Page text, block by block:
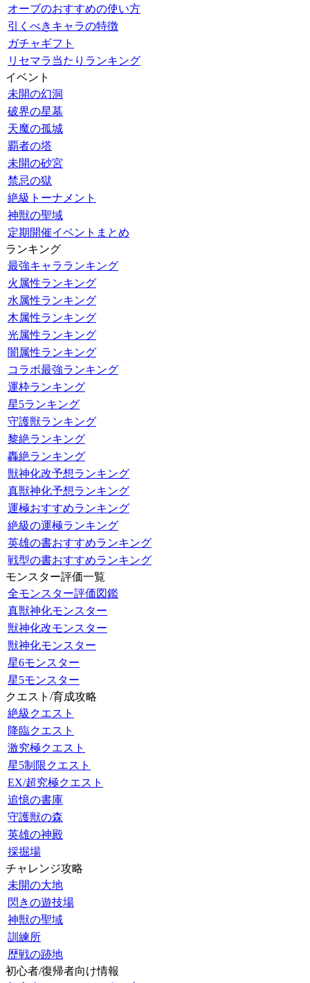
オーブのおすすめの使い方
引くべきキャラの特徴
ガチャギフト
リセマラ当たりランキング
イベント
未開の幻洞
破界の星墓
天魔の孤城
覇者の塔
未開の砂宮
禁忌の獄
絶級トーナメント
神獣の聖域
定期開催イベントまとめ
ランキング
最強キャラランキング
火属性ランキング
水属性ランキング
木属性ランキング
光属性ランキング
闇属性ランキング
コラボ最強ランキング
運枠ランキング
星5ランキング
守護獣ランキング
黎絶ランキング
轟絶ランキング
獣神化改予想ランキング
真獣神化予想ランキング
運極おすすめランキング
絶級の運極ランキング
英雄の書おすすめランキング
戦型の書おすすめランキング
モンスター評価一覧
全モンスター評価図鑑
真獣神化モンスター
獣神化改モンスター
獣神化モンスター
星6モンスター
星5モンスター
クエスト/育成攻略
絶級クエスト
降臨クエスト
激究極クエスト
星5制限クエスト
EX/超究極クエスト
追憶の書庫
守護獣の森
英雄の神殿
採掘場
チャレンジ攻略
未開の大地
閃きの遊技場
神獣の聖域
訓練所
歴戦の跡地
初心者/復帰者向け情報